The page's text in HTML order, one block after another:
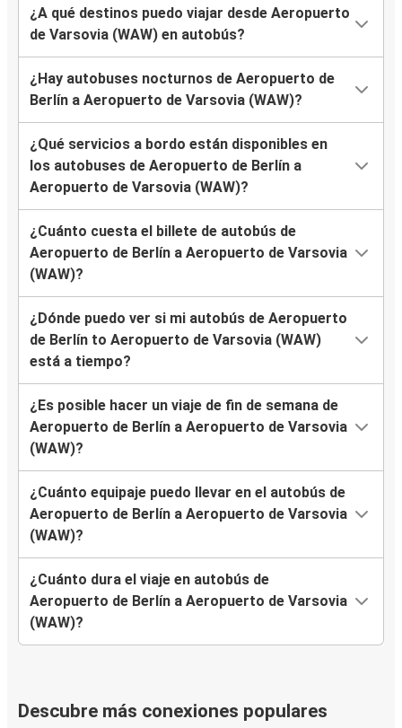
¿A qué destinos puedo viajar desde Aeropuerto
de Varsovia (WAW) en autobús?
¿Hay autobuses nocturnos de Aeropuerto de
Berlín a Aeropuerto de Varsovia (WAW)?
¿Qué servicios a bordo están disponibles en
los autobuses de Aeropuerto de Berlín a
Aeropuerto de Varsovia (WAW)?
¿Cuánto cuesta el billete de autobús de
Aeropuerto de Berlín a Aeropuerto de Varsovia
(WAW)?
¿Dónde puedo ver si mi autobús de Aeropuerto
de Berlín to Aeropuerto de Varsovia (WAW)
está a tiempo?
¿Es posible hacer un viaje de fin de semana de
Aeropuerto de Berlín a Aeropuerto de Varsovia
(WAW)?
¿Cuánto equipaje puedo llevar en el autobús de
Aeropuerto de Berlín a Aeropuerto de Varsovia
(WAW)?
¿Cuánto dura el viaje en autobús de
Aeropuerto de Berlín a Aeropuerto de Varsovia
(WAW)?
Descubre más conexiones populares